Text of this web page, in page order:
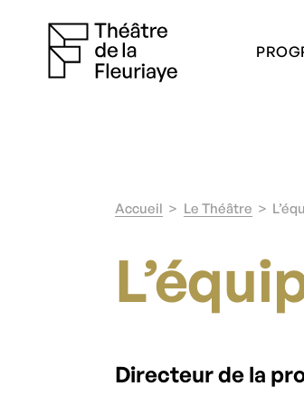
Accueil Le Théâtre
Directeur de la